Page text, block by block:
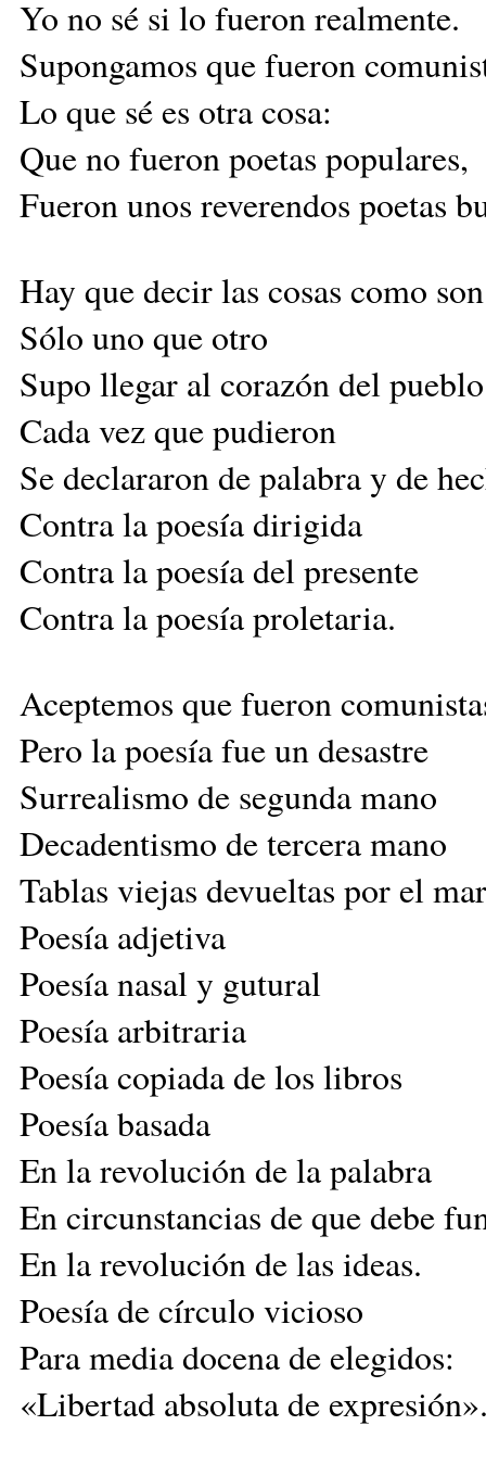
Yo no sé si lo fueron realmente.
Supongamos que fueron
Lo que sé es otra cosa:
Que no fueron poetas populares,
Fueron unos reverendos poetas
Hay que decir las cosas como
Sólo uno que otro
Supo llegar al corazón del
Cada vez que pudieron
Se declararon de palabra y de
Contra la poesía dirigida
Contra la poesía del presente
Contra la poesía proletaria.
Aceptemos que fueron
Pero la poesía fue un desastre
Surrealismo de segunda mano
Decadentismo de tercera mano
Tablas viejas devueltas por el
Poesía adjetiva
Poesía nasal y gutural
Poesía arbitraria
Poesía copiada de los libros
Poesía basada
En la revolución de la palabra
En circunstancias de que debe
En la revolución de las ideas.
Poesía de círculo vicioso
Para media docena de elegidos:
«Libertad absoluta de